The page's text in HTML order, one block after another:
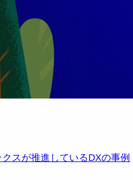
スが推進しているDXの事例